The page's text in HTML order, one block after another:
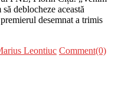
deblocheze această
desemnat a trimis
Leontiuc Comment(0)